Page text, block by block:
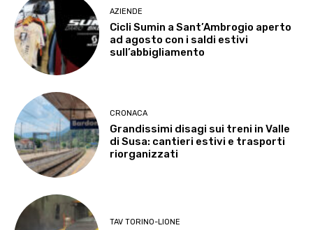
AZIENDE
Cicli Sumin a Sant’Ambrogio aperto
ad agosto con i saldi estivi
sull’abbigliamento
CRONACA
Grandissimi disagi sui treni in Valle
di Susa: cantieri estivi e trasporti
riorganizzati
TAV TORINO-LIONE